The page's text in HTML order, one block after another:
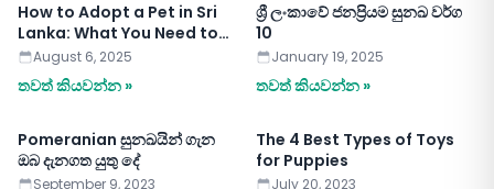
How to Adopt a Pet in Sri
Lanka: What You Need to
Know
August 6, 2025
තවත් කියවන්න »
ශ්‍රී ලංකාවේ ජනප්‍රියම සුනඛ වර්ග
10
January 19, 2025
තවත් කියවන්න »
Pomeranian සුනඛයින් ගැන
ඔබ දැනගත යුතු දේ
September 9, 2023
The 4 Best Types of Toys
for Puppies
July 20, 2023